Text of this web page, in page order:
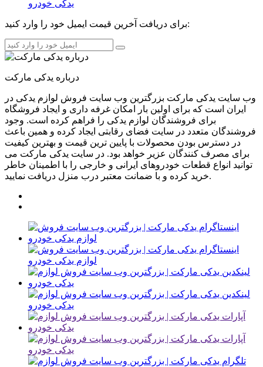
برای دریافت آخرین قیمت ایمیل خود را وارد کنید:
درباره یدکی مارکت
وب سایت یدکی مارکت بزرگترین وب سایت فروش لوازم یدکی در
ایران است که برای اولین بار امکان غرفه داری و ایجاد فروشگاه
برای فروشندگان لوازم یدکی را فراهم کرده است. وجود
فروشندگان متعدد در سایت فضای رقابتی ایجاد کرده و همین باعث
در دسترس بودن محصولات با پایین ترین قیمت و بهترین کیفیت
برای مصرف کنندگان عزیر خواهد بود. در سایت یدکی مارکت می
توانید انواع قطعات خودروهای ایرانی و خارجی را با اطمینان خاطر
خرید کرده و با ضمانت معتبر درب منزل دریافت نمایید.